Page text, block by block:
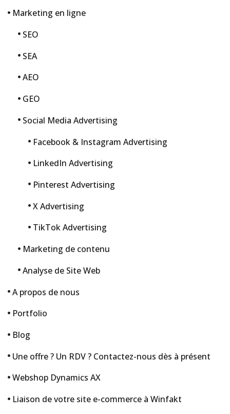
Marketing en ligne
SEO
SEA
AEO
GEO
Social Media Advertising
Facebook & Instagram Advertising
LinkedIn Advertising
Pinterest Advertising
X Advertising
TikTok Advertising
Marketing de contenu
Analyse de Site Web
A propos de nous
Portfolio
Blog
Une offre ? Un RDV ? Contactez-nous dès à présent
Webshop Dynamics AX
Liaison de votre site e-commerce à Winfakt